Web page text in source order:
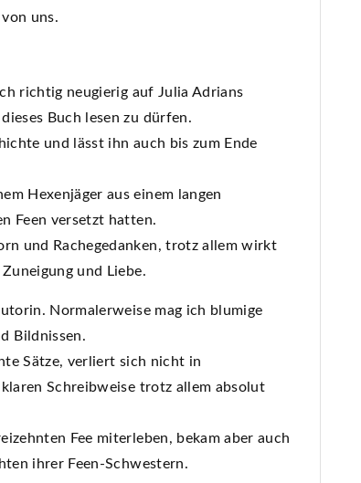
uns.
richtig neugierig auf Julia Adrians
Buch lesen zu dürfen.
und lässt ihn auch bis zum Ende
Hexenjäger aus einem langen
Feen versetzt hatten.
und Rachegedanken, trotz allem wirkt
und Liebe.
Normalerweise mag ich blumige
Bildnissen.
Sätze, verliert sich nicht in
Schreibweise trotz allem absolut
Fee miterleben, bekam aber auch
ihrer Feen-Schwestern.